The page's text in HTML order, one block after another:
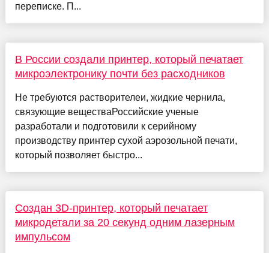
переписке. П...
В России создали принтер, который печатает
микроэлектронику почти без расходников
Не требуются растворителеи, жидкие чернила,
связующие веществаРоссийские ученые
разработали и подготовили к серийному
производству принтер сухой аэрозольной печати,
который позволяет быстро...
Создан 3D-принтер, который печатает
микродетали за 20 секунд одним лазерным
импульсом